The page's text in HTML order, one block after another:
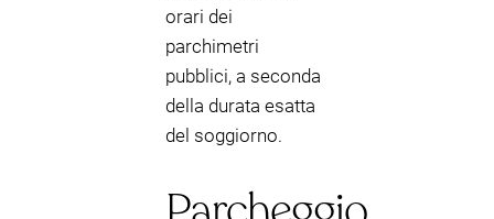
orari dei
parchimetri
pubblici, a seconda
della durata esatta
del soggiorno.